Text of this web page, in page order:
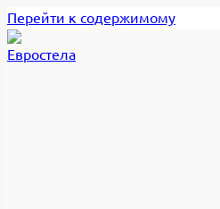
Перейти к содержимому